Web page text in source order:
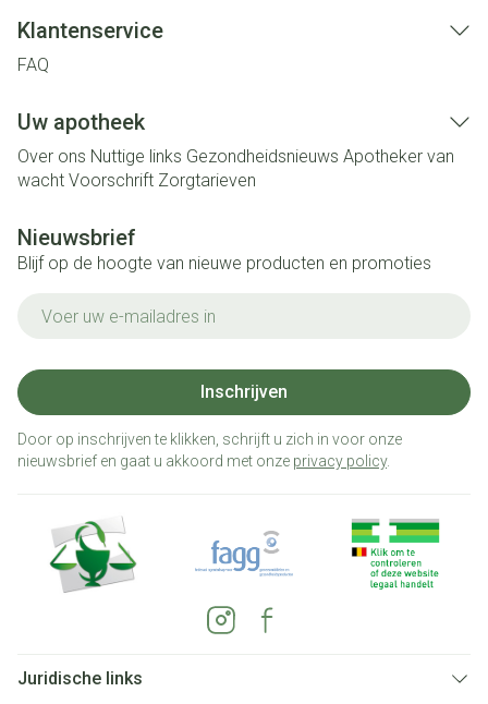
Klantenservice
FAQ
Uw apotheek
Over ons Nuttige links Gezondheidsnieuws Apotheker van
wacht Voorschrift Zorgtarieven
Nieuwsbrief
Blijf op de hoogte van nieuwe producten en promoties
Inschrijven
Door op inschrijven te klikken, schrijft u zich in voor onze
nieuwsbrief en gaat u akkoord met onze privacy policy.
Juridische links